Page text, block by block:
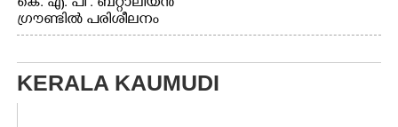
ഗ്രൗണ്ടിൽ പരിശീലനം
KERALA KAUMUDI